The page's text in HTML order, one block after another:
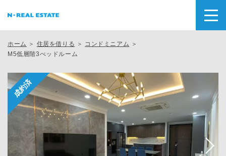
ホーム ＞ 住居を借りる ＞ コンドミニアム ＞
M5低層階3べッドルーム